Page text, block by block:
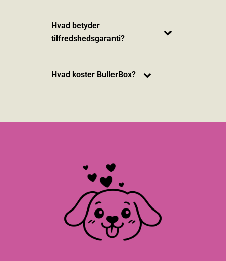
Hvad betyder
tilfredshedsgaranti?
Hvad koster BullerBox?